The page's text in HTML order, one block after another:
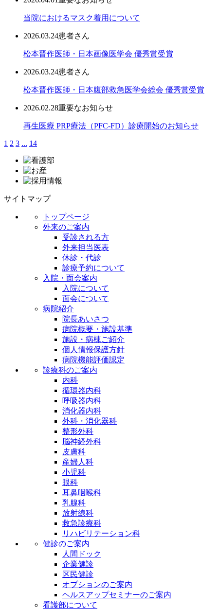
当院におけるマスク着用について
2026.03.24患者さん
松本晋作医師・日本画像医学会 優秀賞受賞
2026.03.24患者さん
松本晋作医師・日本腹部救急医学会総会 優秀賞受賞
2026.02.28重要なお知らせ
再生医療 PRP療法（PFC-FD）診療開始のお知らせ
1 2 3 ... 14
サイトマップ
トップページ
外来のご案内
受診される方
外来担当医表
休診・代診
診療予約について
入院・面会案内
入院について
面会について
病院紹介
院長あいさつ
病院概要・施設基準
施設・病棟ご紹介
個人情報保護方針
病院機能評価認定
診療科のご案内
内科
循環器内科
呼吸器内科
消化器内科
外科・消化器科
整形外科
脳神経外科
皮膚科
産婦人科
小児科
眼科
耳鼻咽喉科
乳腺科
放射線科
救急診療科
リハビリテーション科
健診のご案内
人間ドック
企業健診
区民健診
オプションのご案内
ヘルスアップセミナーのご案内
看護部について